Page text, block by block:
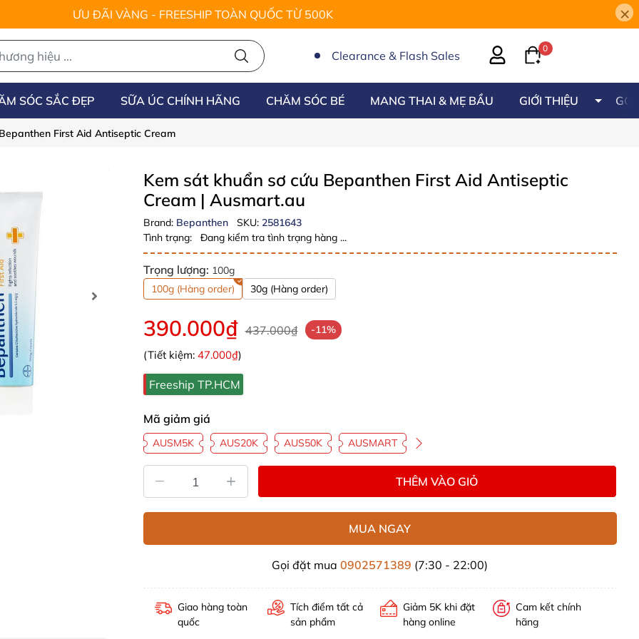
ƯU ĐÃI VÀNG - FREESHIP TOÀN QUỐC TỪ 500K ×
Clearance & Flash Sales
0
SÓC SẮC ĐẸP SỮA ÚC CHÍNH HÃNG CHĂM SÓC BÉ MANG THAI & MẸ BẦU GIỚI THIỆU
First Aid Antiseptic Cream
Kem sát khuẩn sơ cứu Bepanthen First Aid Antiseptic
Cream | Ausmart.au
Brand: Bepanthen SKU: 2581643
Tình trạng:
Đang kiểm tra tình trạng hàng ...
Trọng lượng: 100g
100g (Hàng order)
30g (Hàng order)
390.000₫ 437.000₫ -11%
(Tiết kiệm: 47.000₫)
Freeship TP.HCM
Mã giảm giá
AUSM5K AUS20K AUS50K AUSMART
THÊM VÀO GIỎ
MUA NGAY
Gọi đặt mua0902571389 (7:30 - 22:00)
Giao hàng toàn
quốc
Tích điểm tất cả
sản phẩm
Giảm 5K khi đặt
hàng online
Cam kết chính
hãng